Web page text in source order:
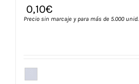
0,10€
Precio sin marcaje y para más de 5.000 unid.